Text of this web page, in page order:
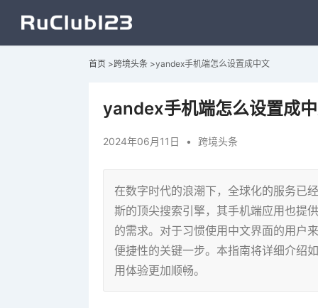
首页 >跨境头条 >yandex手机端怎么设置成中文
yandex手机端怎么设置成
2024年06月11日 • 跨境头条
在数字时代的浪潮下，全球化的服务已
斯的顶尖搜索引擎，其手机端应用也提
的需求。对于习惯使用中文界面的用户
便捷性的关键一步。本指南将详细介绍
用体验更加顺畅。